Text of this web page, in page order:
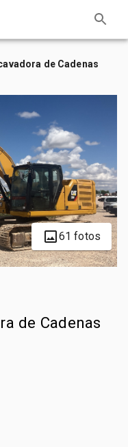
de Cadenas
61 fotos
de Cadenas